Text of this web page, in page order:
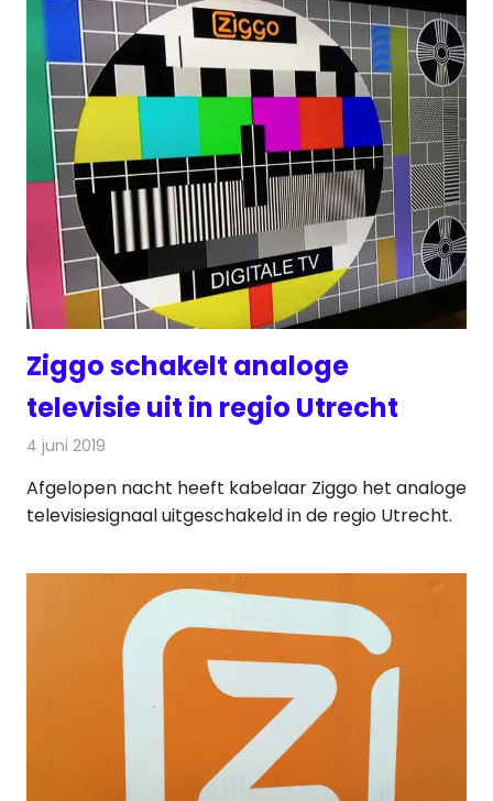
Ziggo schakelt analoge
televisie uit in regio Utrecht
4 juni 2019
Afgelopen nacht heeft kabelaar Ziggo het analoge
televisiesignaal uitgeschakeld in de regio Utrecht.